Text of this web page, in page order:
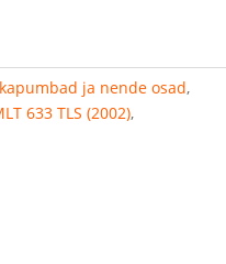
ja nende osad,
633 TLS (2002),